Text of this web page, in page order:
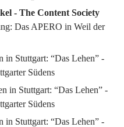
- The Content Society
Das APERO in Weil der
in Stuttgart: “Das Lehen” -
Südens
in Stuttgart: “Das Lehen” -
Südens
in Stuttgart: “Das Lehen” -